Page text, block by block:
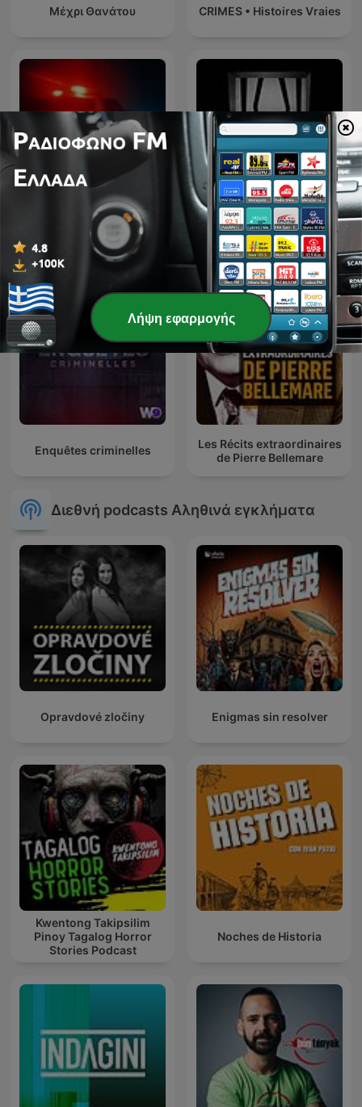
Μέχρι Θανάτου CRIMES • Histoires Vraies
True Crime Documentary
Ο Έλληνας
«Πεταλούδας», με τον
Κώστα Γιαννακίδη
Enquêtes criminelles
Les Récits extraordinaires
de Pierre Bellemare
Διεθνή podcasts Αληθινά εγκλήματα
Opravdové zločiny Enigmas sin resolver
Kwentong Takipsilim
Pinoy Tagalog Horror
Stories Podcast
Noches de Historia
Λήψη εφαρμογής